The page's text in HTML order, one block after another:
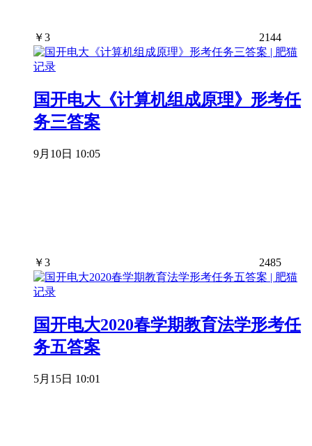
￥3 2144
国开电大《计算机组成原理》形考任
务三答案
9月10日 10:05
￥3 2485
国开电大2020春学期教育法学形考任
务五答案
5月15日 10:01